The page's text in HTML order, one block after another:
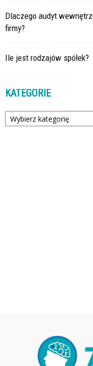
Dlaczego audyt
firmy?
Ile jest rodzajów spółek?
KATEGORIE
Kategorie